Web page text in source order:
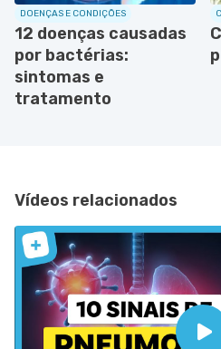
DOENÇAS E CONDIÇÕES
12 doenças causadas
por bactérias:
sintomas e
tratamento
Vídeos relacionados